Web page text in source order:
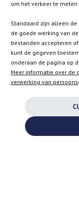
om het verkeer te
Standaard zijn alleen
de goede werking van
bestanden accepteren
kunt de gegeven
onderaan de pagina op
Meer informatie over de
verwerking van